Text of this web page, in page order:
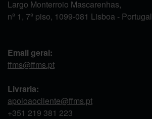
Largo Monterroio Mascarenhas,
nº 1, 7º piso, 1099-081 Lisboa - Portugal
Email geral:
ffms@ffms.pt
Livraria:
apoioaocliente@ffms.pt
+351 219 381 223